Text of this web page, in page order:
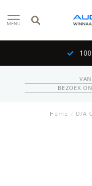
MENU
BEZOEK
Home / D/A